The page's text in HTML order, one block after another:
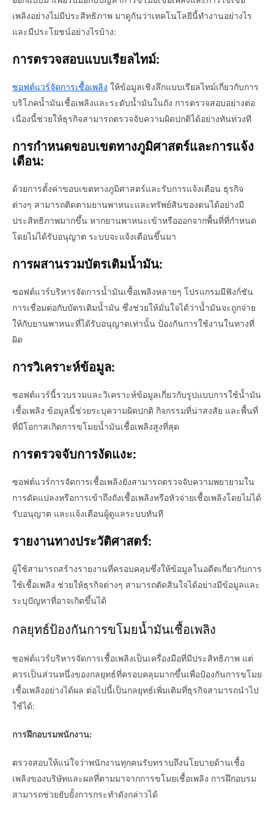
เพลิงอย่างไม่มีประสิทธิภาพ มาดูกันว่าเทคโนโลยีนี้ทำงานอย่างไร
และมีประโยชน์อย่างไรบ้าง:
การตรวจสอบแบบเรียลไทม์:
ซอฟต์แวร์จัดการเชื้อเพลิง ให้ข้อมูลเชิงลึกแบบเรียลไทม์เกี่ยวกับการ
บริโภคน้ำมันเชื้อเพลิงและระดับน้ำมันในถัง การตรวจสอบอย่างต่อ
เนื่องนี้ช่วยให้ธุรกิจสามารถตรวจจับความผิดปกติได้อย่างทันท่วงที
การกำหนดขอบเขตทางภูมิศาสตร์และการแจ้ง
เตือน:
ด้วยการตั้งค่าขอบเขตทางภูมิศาสตร์และรับการแจ้งเตือน ธุรกิจ
ต่างๆ สามารถติดตามยานพาหนะและทรัพย์สินของตนได้อย่างมี
ประสิทธิภาพมากขึ้น หากยานพาหนะเข้าหรือออกจากพื้นที่ที่กำหนด
โดยไม่ได้รับอนุญาต ระบบจะแจ้งเตือนขึ้นมา
การผสานรวมบัตรเติมน้ำมัน:
ซอฟต์แวร์บริหารจัดการน้ำมันเชื้อเพลิงหลายๆ โปรแกรมมีฟังก์ชัน
การเชื่อมต่อกับบัตรเติมน้ำมัน ซึ่งช่วยให้มั่นใจได้ว่าน้ำมันจะถูกจ่าย
ให้กับยานพาหนะที่ได้รับอนุญาตเท่านั้น ป้องกันการใช้งานในทางที่
ผิด
การวิเคราะห์ข้อมูล:
ซอฟต์แวร์นี้รวบรวมและวิเคราะห์ข้อมูลเกี่ยวกับรูปแบบการใช้น้ำมัน
เชื้อเพลิง ข้อมูลนี้ช่วยระบุความผิดปกติ กิจกรรมที่น่าสงสัย และพื้นที่
ที่มีโอกาสเกิดการขโมยน้ำมันเชื้อเพลิงสูงที่สุด
การตรวจจับการงัดแงะ:
ซอฟต์แวร์การจัดการเชื้อเพลิงยังสามารถตรวจจับความพยายามใน
การดัดแปลงหรือการเข้าถึงถังเชื้อเพลิงหรือหัวจ่ายเชื้อเพลิงโดยไม่ได้
รับอนุญาต และแจ้งเตือนผู้ดูแลระบบทันที
รายงานทางประวัติศาสตร์:
ผู้ใช้สามารถสร้างรายงานที่ครอบคลุมซึ่งให้ข้อมูลในอดีตเกี่ยวกับการ
ใช้เชื้อเพลิง ช่วยให้ธุรกิจต่างๆ สามารถตัดสินใจได้อย่างมีข้อมูลและ
ระบุปัญหาที่อาจเกิดขึ้นได้
กลยุทธ์ป้องกันการขโมยน้ำมันเชื้อเพลิง
ซอฟต์แวร์บริหารจัดการเชื้อเพลิงเป็นเครื่องมือที่มีประสิทธิภาพ แต่
ควรเป็นส่วนหนึ่งของกลยุทธ์ที่ครอบคลุมมากขึ้นเพื่อป้องกันการขโมย
เชื้อเพลิงอย่างได้ผล ต่อไปนี้เป็นกลยุทธ์เพิ่มเติมที่ธุรกิจสามารถนำไป
ใช้ได้:
การฝึกอบรมพนักงาน:
ตรวจสอบให้แน่ใจว่าพนักงานทุกคนรับทราบถึงนโยบายด้านเชื้อ
เพลิงของบริษัทและผลที่ตามมาจากการขโมยเชื้อเพลิง การฝึกอบรม
สามารถช่วยยับยั้งการกระทำดังกล่าวได้